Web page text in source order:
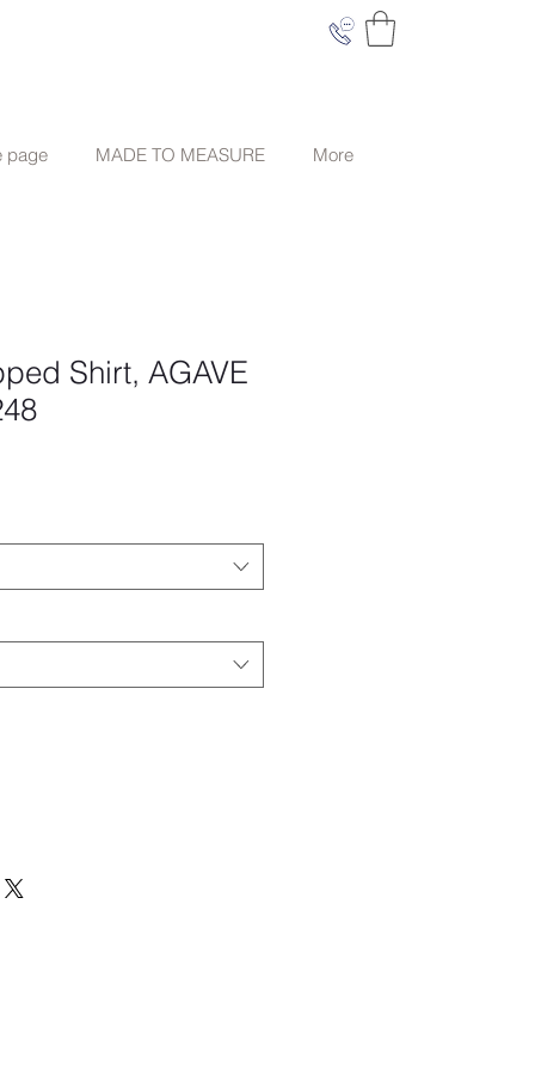
page MADE TO MEASURE More
Shirt, AGAVE